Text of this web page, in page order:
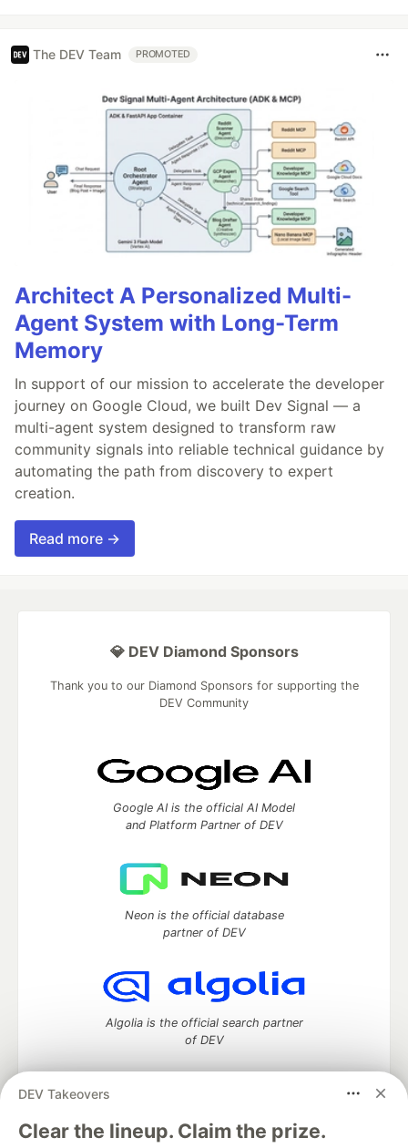
The DEV Team PROMOTED
Architect A Personalized Multi-
Agent System with Long-Term
Memory
In support of our mission to accelerate the developer
journey on Google Cloud, we built Dev Signal — a
multi-agent system designed to transform raw
community signals into reliable technical guidance by
automating the path from discovery to expert
creation.
Read more →
DEV Takeovers
Clear the lineup. Claim the prize.
💎 DEV Diamond Sponsors
Thank you to our Diamond Sponsors for supporting the
DEV Community
Google AI is the official AI Model
and Platform Partner of DEV
Neon is the official database
partner of DEV
Algolia is the official search partner
of DEV
DEV Community— A space to discuss and keep up software